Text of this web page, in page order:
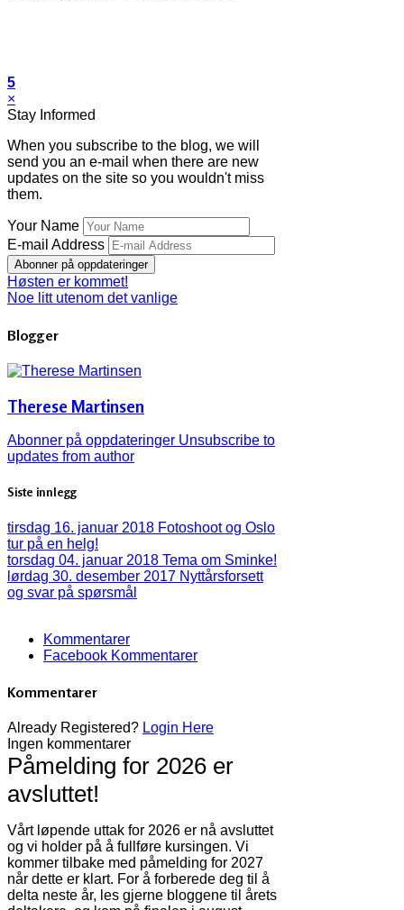
5
×
Stay Informed
When you subscribe to the blog, we will
send you an e-mail when there are new
updates on the site so you wouldn't miss
them.
Your Name
E-mail Address
Abonner på oppdateringer
Høsten er kommet!
Noe litt utenom det vanlige
Blogger
Therese Martinsen
Abonner på oppdateringer Unsubscribe to
updates from author
Siste innlegg
tirsdag 16. januar 2018 Fotoshoot og Oslo
tur på en helg!
torsdag 04. januar 2018 Tema om Sminke!
lørdag 30. desember 2017 Nyttårsforsett
og svar på spørsmål
Kommentarer
Facebook Kommentarer
Kommentarer
Already Registered? Login Here
Ingen kommentarer
Påmelding for 2026 er
avsluttet!
Vårt løpende uttak for 2026 er nå avsluttet
og vi holder på å fullføre kursingen. Vi
kommer tilbake med påmelding for 2027
når dette er klart. For å forberede deg til å
delta neste år, les gjerne bloggene til årets